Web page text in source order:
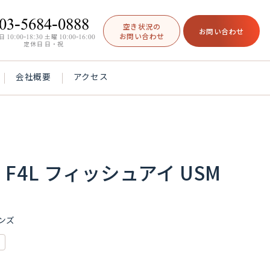
会社概要 アクセス
5684-0888
10:00-18:30 土曜 10:00-16:00
定休日 日・祝
空き状況の
お問い合わせ
お問い合わせ
フィッシュアイ USM
ズ